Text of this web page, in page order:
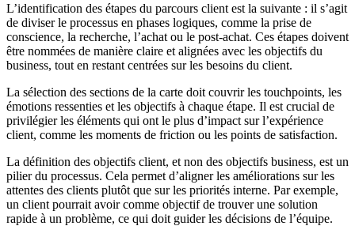
L’identification des étapes du parcours client est la suivante : il s’agit
de diviser le processus en phases logiques, comme la prise de
conscience, la recherche, l’achat ou le post-achat. Ces étapes doivent
être nommées de manière claire et alignées avec les objectifs du
business, tout en restant centrées sur les besoins du client.
La sélection des sections de la carte doit couvrir les touchpoints, les
émotions ressenties et les objectifs à chaque étape. Il est crucial de
privilégier les éléments qui ont le plus d’impact sur l’expérience
client, comme les moments de friction ou les points de satisfaction.
La définition des objectifs client, et non des objectifs business, est un
pilier du processus. Cela permet d’aligner les améliorations sur les
attentes des clients plutôt que sur les priorités interne. Par exemple,
un client pourrait avoir comme objectif de trouver une solution
rapide à un problème, ce qui doit guider les décisions de l’équipe.